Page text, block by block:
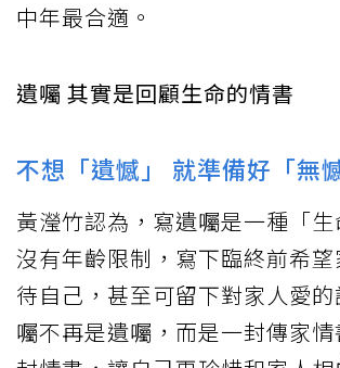
中年最合適。
遺囑 其實是回顧生命的情書
不想「遺憾」 就準備好「無憾
黃瀅竹認為，寫遺囑是一種「生
沒有年齡限制，寫下臨終前希
待自己，甚至可留下對家人愛
囑不再是遺囑，而是一封傳家